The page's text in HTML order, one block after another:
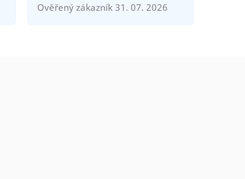
Ověřený zákazník 31. 07. 2026